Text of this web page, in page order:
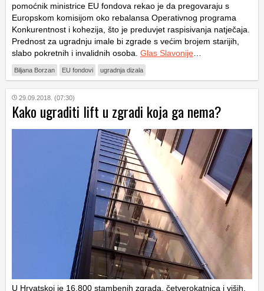
pomoćnik ministrice EU fondova rekao je da pregovaraju s
Europskom komisijom oko rebalansa Operativnog programa
Konkurentnost i kohezija, što je preduvjet raspisivanja natječaja.
Prednost za ugradnju imale bi zgrade s većim brojem starijih,
slabo pokretnih i invalidnih osoba. Glas Slavonije
Biljana Borzan EU fondovi ugradnja dizala
29.09.2018. (07:30)
Kako ugraditi lift u zgradi koja ga nema?
U Hrvatskoj je 16.800 stambenih zgrada, četverokatnica i viših,